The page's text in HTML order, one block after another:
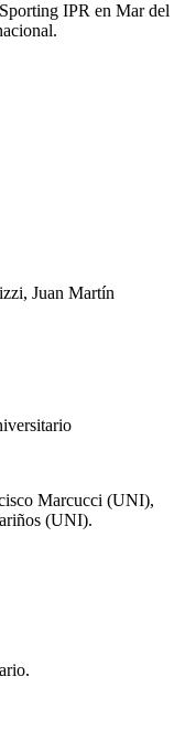
IPR en Mar del
Juan Martín
Marcucci (UNI),
(UNI).